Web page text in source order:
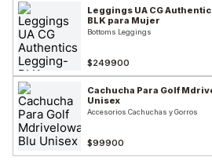
Leggings UA CG
BLK para Mujer
Bottoms Leggings
$249900
Cachucha Para Golf
Unisex
Accesorios Cachuchas y Gorros
$99900